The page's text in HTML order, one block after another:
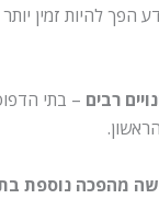
להיות זמין
רבים
מהפכה נוספת